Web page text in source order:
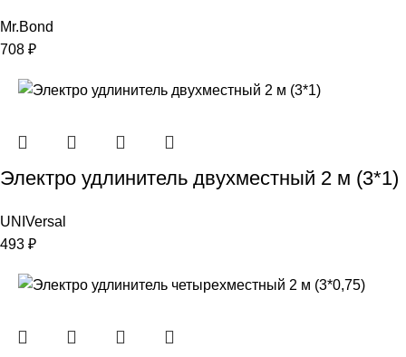
Mr.Bond
708 ₽
Электро удлинитель двухместный 2 м (3*1)
UNIVersal
493 ₽